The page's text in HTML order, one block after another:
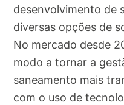
desenvolvimento de
diversas opções de
No mercado desde
modo a tornar a
saneamento mais
com o uso de